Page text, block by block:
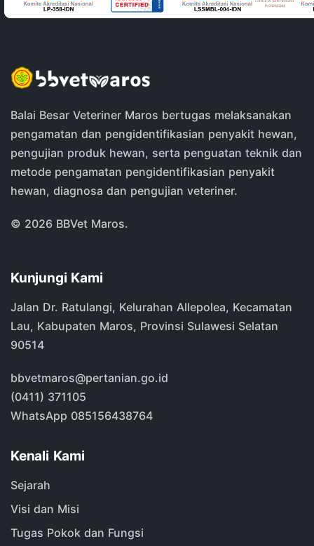
Balai Besar Veteriner Maros bertugas melaksanakan
pengamatan dan pengidentifikasian penyakit hewan,
pengujian produk hewan, serta penguatan teknik dan
metode pengamatan pengidentifikasian penyakit
hewan, diagnosa dan pengujian veteriner.
© 2026 BBVet Maros.
Kunjungi Kami
Jalan Dr. Ratulangi, Kelurahan Allepolea, Kecamatan
Lau, Kabupaten Maros, Provinsi Sulawesi Selatan
90514
bbvetmaros@pertanian.go.id
(0411) 371105
WhatsApp 085156438764
Kenali Kami
Sejarah
Visi dan Misi
Tugas Pokok dan Fungsi